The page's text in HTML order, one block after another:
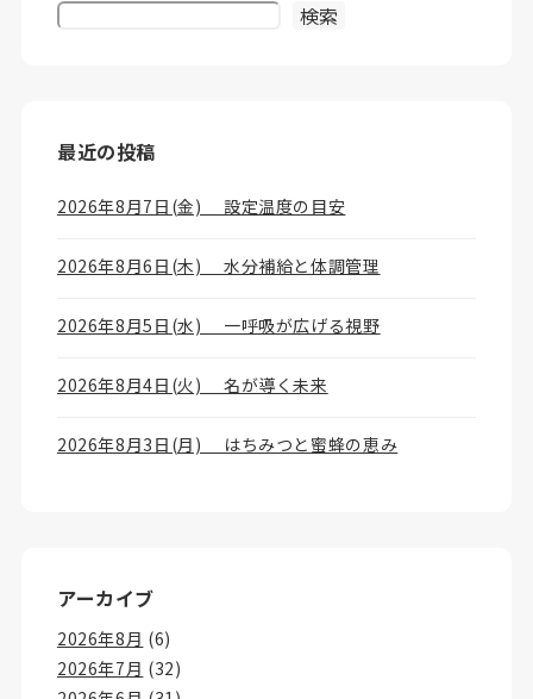
検索
最近の投稿
2026年8月7日(金) 設定温度の目安
2026年8月6日(木) 水分補給と体調管理
2026年8月5日(水) 一呼吸が広げる視野
2026年8月4日(火) 名が導く未来
2026年8月3日(月) はちみつと蜜蜂の恵み
アーカイブ
2026年8月 (6)
2026年7月 (32)